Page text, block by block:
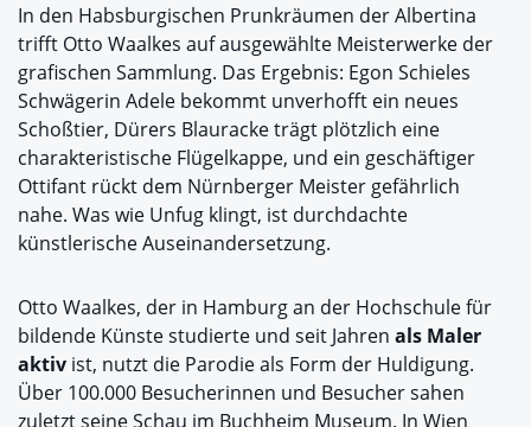
In den Habsburgischen Prunkräumen der Albertina
trifft Otto Waalkes auf ausgewählte Meisterwerke der
grafischen Sammlung. Das Ergebnis: Egon Schieles
Schwägerin Adele bekommt unverhofft ein neues
Schoßtier, Dürers Blauracke trägt plötzlich eine
charakteristische Flügelkappe, und ein geschäftiger
Ottifant rückt dem Nürnberger Meister gefährlich
nahe. Was wie Unfug klingt, ist durchdachte
künstlerische Auseinandersetzung.
Otto Waalkes, der in Hamburg an der Hochschule für
bildende Künste studierte und seit Jahren als Maler
aktiv ist, nutzt die Parodie als Form der Huldigung.
Über 100.000 Besucherinnen und Besucher sahen
zuletzt seine Schau im Buchheim Museum. In Wien